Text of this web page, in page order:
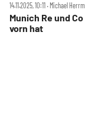
14.11.2025, 10:11 ‧ Michael
Munich Re und
vorn hat